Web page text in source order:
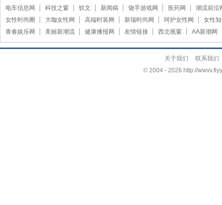
电车信息网
科技之窗 软文 新闻稿 饶手游戏网 医药网
潮流前沿
女性时尚圈
大咖女性网 高端时装网 新瑞时尚网 呵护女性网
女性
青春娱乐网
美丽新潮流 健康播报网 友情链接 西北视窗 AA新潮网
关于我们
联系我们
© 2004 - 2026 http://